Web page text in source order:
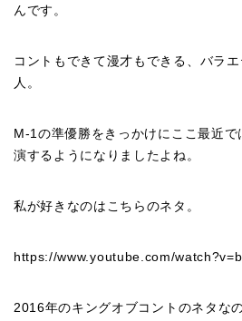
んです。
コントもできて漫才もできる、バラ
人。
M-1の準優勝をきっかけにここ最近で
演するようになりましたよね。
私が好きなのはこちらのネタ。
https://www.youtube.com/
2016年のキングオブコントのネタな